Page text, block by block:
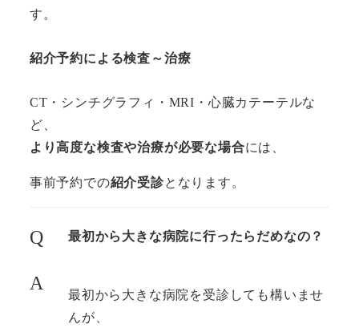
す。
紹介予約による検査～治療
CT・シンチグラフィ・MRI・心臓カテーテルな
ど、
より高度な検査や治療が必要な場合には、
事前予約での紹介受診となります。
Q 最初から大きな病院に行ったらだめなの？
A
最初から大きな病院を受診しても構いませ
んが、